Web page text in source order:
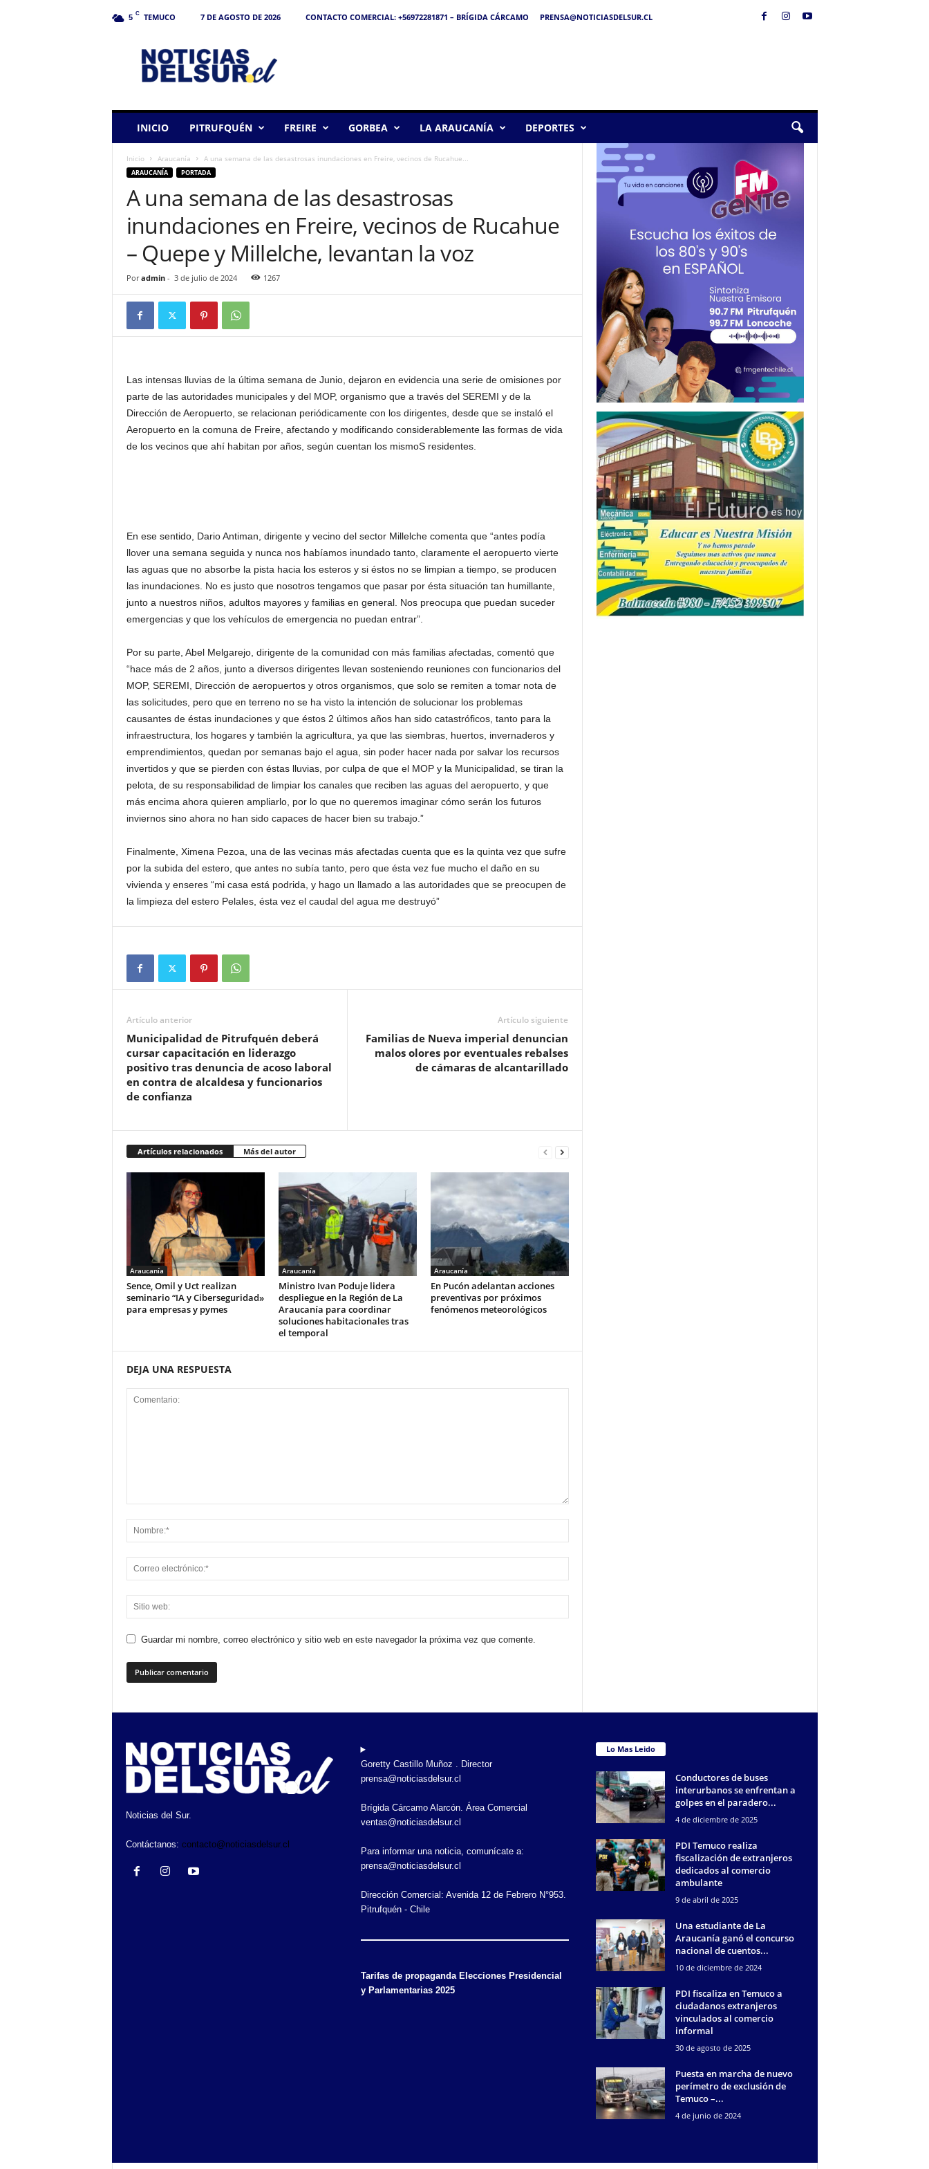
5 C TEMUCO 7 DE AGOSTO DE 2026 CONTACTO COMERCIAL: +56972281871 – BRÍGIDA CÁRCAMO
PRENSA@NOTICIASDELSUR.CL
INICIO PITRUFQUÉN FREIRE GORBEA LA ARAUCANÍA DEPORTES
Inicio Araucanía A una semana de las desastrosas inundaciones en Freire, vecinos de Rucahue...
ARAUCANÍA PORTADA
A una semana de las desastrosas
inundaciones en Freire, vecinos de Rucahue
– Quepe y Millelche, levantan la voz
Por admin- 3 de julio de 2024 1267
Las intensas lluvias de la última semana de Junio, dejaron en evidencia una serie de omisiones por
parte de las autoridades municipales y del MOP, organismo que a través del SEREMI y de la
Dirección de Aeropuerto, se relacionan periódicamente con los dirigentes, desde que se instaló el
Aeropuerto en la comuna de Freire, afectando y modificando considerablemente las formas de vida
de los vecinos que ahí habitan por años, según cuentan los mismoS residentes.
En ese sentido, Dario Antiman, dirigente y vecino del sector Millelche comenta que “antes podía
llover una semana seguida y nunca nos habíamos inundado tanto, claramente el aeropuerto vierte
las aguas que no absorbe la pista hacia los esteros y si éstos no se limpian a tiempo, se producen
las inundaciones. No es justo que nosotros tengamos que pasar por ésta situación tan humillante,
junto a nuestros niños, adultos mayores y familias en general. Nos preocupa que puedan suceder
emergencias y que los vehículos de emergencia no puedan entrar”.
Por su parte, Abel Melgarejo, dirigente de la comunidad con más familias afectadas, comentó que
“hace más de 2 años, junto a diversos dirigentes llevan sosteniendo reuniones con funcionarios del
MOP, SEREMI, Dirección de aeropuertos y otros organismos, que solo se remiten a tomar nota de
las solicitudes, pero que en terreno no se ha visto la intención de solucionar los problemas
causantes de éstas inundaciones y que éstos 2 últimos años han sido catastróficos, tanto para la
infraestructura, los hogares y también la agricultura, ya que las siembras, huertos, invernaderos y
emprendimientos, quedan por semanas bajo el agua, sin poder hacer nada por salvar los recursos
invertidos y que se pierden con éstas lluvias, por culpa de que el MOP y la Municipalidad, se tiran la
pelota, de su responsabilidad de limpiar los canales que reciben las aguas del aeropuerto, y que
más encima ahora quieren ampliarlo, por lo que no queremos imaginar cómo serán los futuros
inviernos sino ahora no han sido capaces de hacer bien su trabajo.”
Finalmente, Ximena Pezoa, una de las vecinas más afectadas cuenta que es la quinta vez que sufre
por la subida del estero, que antes no subía tanto, pero que ésta vez fue mucho el daño en su
vivienda y enseres “mi casa está podrida, y hago un llamado a las autoridades que se preocupen de
la limpieza del estero Pelales, ésta vez el caudal del agua me destruyó”
Artículo anterior
Municipalidad de Pitrufquén deberá
cursar capacitación en liderazgo
positivo tras denuncia de acoso laboral
en contra de alcaldesa y funcionarios
de confianza
Artículo siguiente
Familias de Nueva imperial denuncian
malos olores por eventuales rebalses
de cámaras de alcantarillado
Artículos relacionados Más del autor
Araucanía
Sence, Omil y Uct realizan
seminario “IA y Ciberseguridad»
para empresas y pymes
Araucanía
Ministro Ivan Poduje lidera
despliegue en la Región de La
Araucanía para coordinar
soluciones habitacionales tras
el temporal
Araucanía
En Pucón adelantan acciones
preventivas por próximos
fenómenos meteorológicos
DEJA UNA RESPUESTA
Guardar mi nombre, correo electrónico y sitio web en este navegador la próxima vez que comente.
Noticias del Sur.
Contáctanos: contacto@noticiasdelsur.cl
Goretty Castillo Muñoz . Director
prensa@noticiasdelsur.cl
Brígida Cárcamo Alarcón. Área Comercial
ventas@noticiasdelsur.cl
Para informar una noticia, comunícate a:
prensa@noticiasdelsur.cl
Dirección Comercial: Avenida 12 de Febrero N°953.
Pitrufquén - Chile
Tarifas de propaganda Elecciones Presidencial
y Parlamentarias 2025
Lo Mas Leido
Conductores de buses
interurbanos se enfrentan a
golpes en el paradero...
4 de diciembre de 2025
PDI Temuco realiza
fiscalización de extranjeros
dedicados al comercio
ambulante
9 de abril de 2025
Una estudiante de La
Araucanía ganó el concurso
nacional de cuentos...
10 de diciembre de 2024
PDI fiscaliza en Temuco a
ciudadanos extranjeros
vinculados al comercio
informal
30 de agosto de 2025
Puesta en marcha de nuevo
perímetro de exclusión de
Temuco –...
4 de junio de 2024